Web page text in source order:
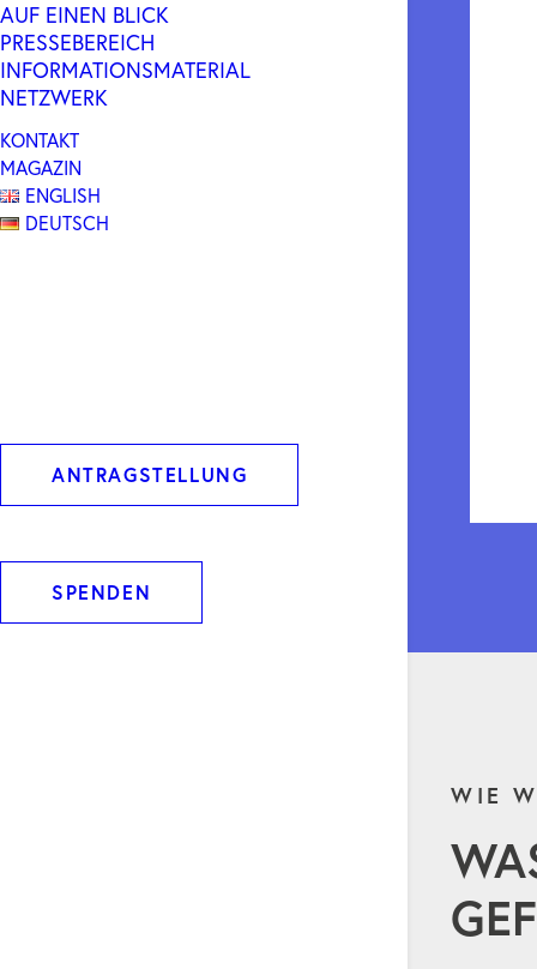
AUF EINEN BLICK
PRESSEBEREICH
INFORMATIONSMATERIAL
NETZWERK
KONTAKT
MAGAZIN
ENGLISH
DEUTSCH
ANTRAGSTELLUNG
SPENDEN
WIE